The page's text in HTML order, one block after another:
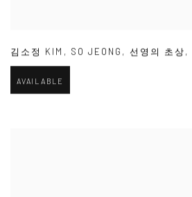
김소정 KIM , SO JEONG , 선영의 초상,
AVAILABLE